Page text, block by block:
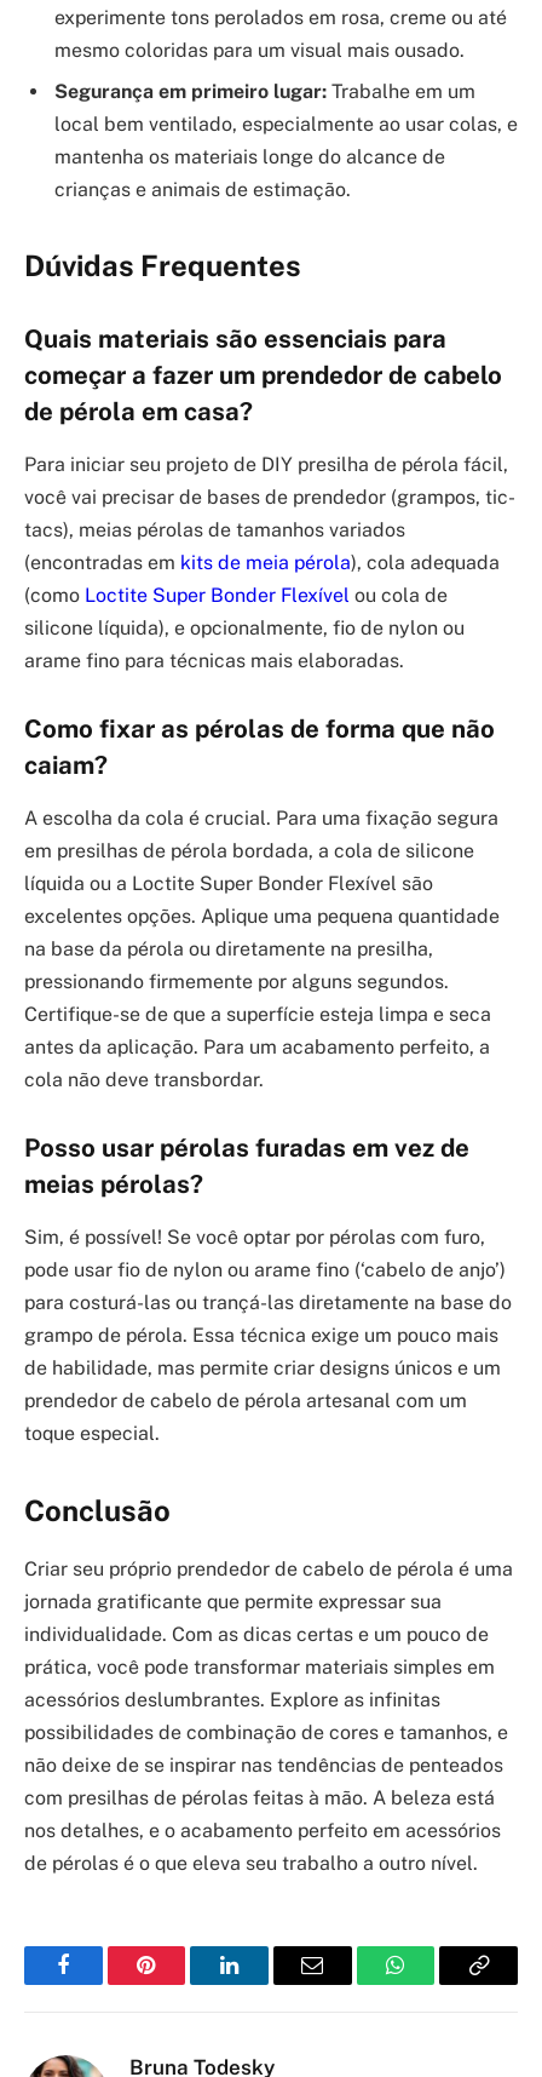
experimente tons perolados em rosa, creme ou até
mesmo coloridas para um visual mais ousado.
Segurança em primeiro lugar: Trabalhe em um
local bem ventilado, especialmente ao usar colas, e
mantenha os materiais longe do alcance de
crianças e animais de estimação.
Dúvidas Frequentes
Quais materiais são essenciais para
começar a fazer um prendedor de cabelo
de pérola em casa?
Para iniciar seu projeto de DIY presilha de pérola fácil,
você vai precisar de bases de prendedor (grampos, tic-
tacs), meias pérolas de tamanhos variados
(encontradas em kits de meia pérola), cola adequada
(como Loctite Super Bonder Flexível ou cola de
silicone líquida), e opcionalmente, fio de nylon ou
arame fino para técnicas mais elaboradas.
Como fixar as pérolas de forma que não
caiam?
A escolha da cola é crucial. Para uma fixação segura
em presilhas de pérola bordada, a cola de silicone
líquida ou a Loctite Super Bonder Flexível são
excelentes opções. Aplique uma pequena quantidade
na base da pérola ou diretamente na presilha,
pressionando firmemente por alguns segundos.
Certifique-se de que a superfície esteja limpa e seca
antes da aplicação. Para um acabamento perfeito, a
cola não deve transbordar.
Posso usar pérolas furadas em vez de
meias pérolas?
Sim, é possível! Se você optar por pérolas com furo,
pode usar fio de nylon ou arame fino (‘cabelo de anjo’)
para costurá-las ou trançá-las diretamente na base do
grampo de pérola. Essa técnica exige um pouco mais
de habilidade, mas permite criar designs únicos e um
prendedor de cabelo de pérola artesanal com um
toque especial.
Conclusão
Criar seu próprio prendedor de cabelo de pérola é uma
jornada gratificante que permite expressar sua
individualidade. Com as dicas certas e um pouco de
prática, você pode transformar materiais simples em
acessórios deslumbrantes. Explore as infinitas
possibilidades de combinação de cores e tamanhos, e
não deixe de se inspirar nas tendências de penteados
com presilhas de pérolas feitas à mão. A beleza está
nos detalhes, e o acabamento perfeito em acessórios
de pérolas é o que eleva seu trabalho a outro nível.
FacebookPinterest LinkedInEmail WhatsAppCopy
Bruna Todesky